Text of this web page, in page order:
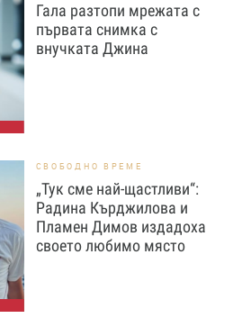
Гала разтопи мрежата с
първата снимка с
внучката Джина
СВОБОДНО ВРЕМЕ
„Тук сме най-щастливи“:
Радина Кърджилова и
Пламен Димов издадоха
своето любимо място